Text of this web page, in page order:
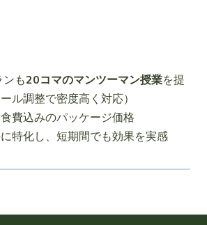
も20コマのマンツーマン授業を提
ル調整で密度高く対応）
費込みのパッケージ価格
特化し、短期間でも効果を実感